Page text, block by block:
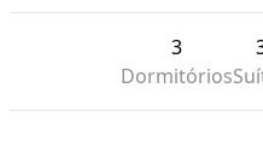
3
Dormitórios